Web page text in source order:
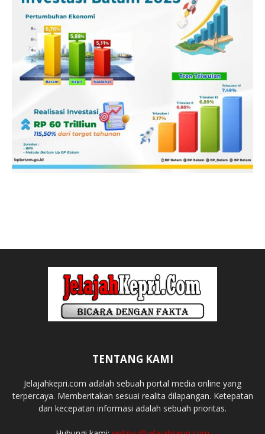
TENTANG KAMI
Jelajahkepri.com adalah sebuah portal media online yang
terpercaya. Memberitakan sesuai realita dilapangan. Ketepatan
dan kecepatan informasi adalah sebuah prioritas.